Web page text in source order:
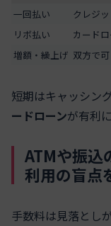
一回払い
クレジ
リボ払い
カード
増額・繰上げ 双方で可
短期はキャッシン
ードローンが有利
ATMや振込
利用の盲点
手数料は見落とし